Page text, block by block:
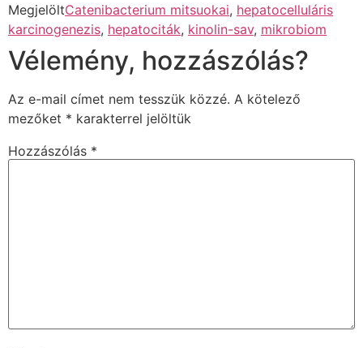
MegjelöltCatenibacterium mitsuokai, hepatocelluláris
karcinogenezis, hepatociták, kinolin-sav, mikrobiom
Vélemény, hozzászólás?
Az e-mail címet nem tesszük közzé. A kötelező
mezőket * karakterrel jelöltük
Hozzászólás *